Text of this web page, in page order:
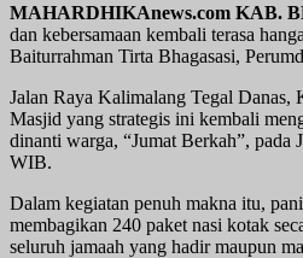
MAHARDHIKAnews.com KAB.
dan kebersamaan kembali terasa
Baiturrahman Tirta Bhagasasi,
Jalan Raya Kalimalang Tegal Danas,
Masjid yang strategis ini kembali
dinanti warga, “Jumat Berkah”, pada
WIB.
Dalam kegiatan penuh makna itu,
membagikan 240 paket nasi kotak
seluruh jamaah yang hadir maupun